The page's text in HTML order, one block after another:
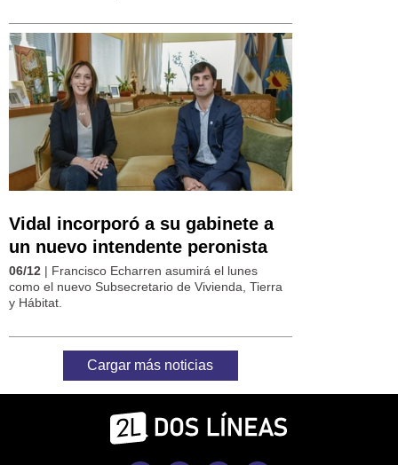
Vidal incorporó a su gabinete a
un nuevo intendente peronista
06/12 | Francisco Echarren asumirá el lunes
como el nuevo Subsecretario de Vivienda, Tierra
y Hábitat.
Cargar más noticias